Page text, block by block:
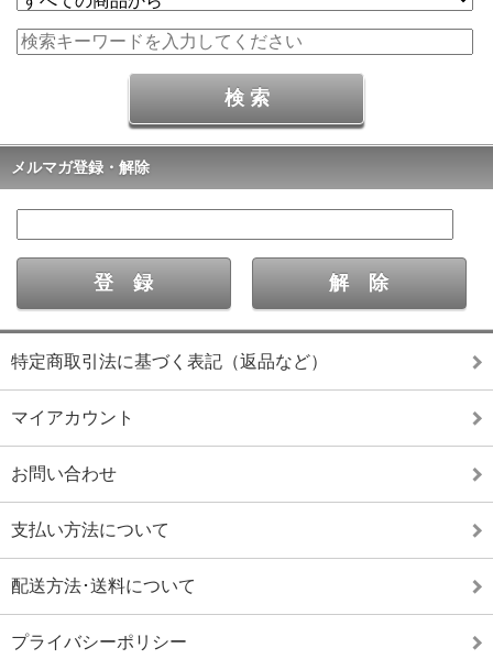
メルマガ登録・解除
特定商取引法に基づく表記（返品など）
マイアカウント
お問い合わせ
支払い方法について
配送方法･送料について
プライバシーポリシー